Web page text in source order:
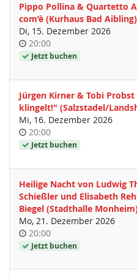
Pippo Pollina & Quartetto
com’è (Kurhaus Bad Aibling)
Di, 15. Dezember 2026
Uhrzeit
20:00
Jetzt buchen
Jürgen Kirner & Tobi
klingelt!" (Salzstadel/
Mi, 16. Dezember 2026
Uhrzeit
20:00
Jetzt buchen
Heilige Nacht von Ludwig
Schießler und Elisabeth
Biegel (Stadthalle
Mo, 21. Dezember 2026
Uhrzeit
20:00
Jetzt buchen